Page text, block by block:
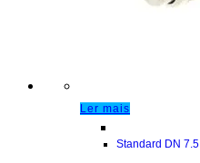
Ler mais
Standard DN 7.5